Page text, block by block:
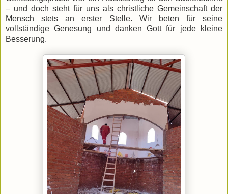
– und doch steht für uns als christliche Gemeinschaft der
Mensch stets an erster Stelle. Wir beten für seine
vollständige Genesung und danken Gott für jede kleine
Besserung.